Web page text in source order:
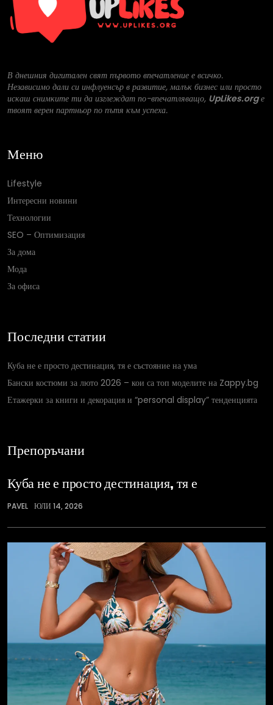
В днешния дигитален свят първото впечатление е всичко.
Независимо дали си инфлуенсър в развитие, малък бизнес или просто
искаш снимките ти да изглеждат по-впечатляващо, UpLikes.orgе
твоят верен партньор по пътя към успеха.
Меню
Lifestyle
Интересни новини
Технологии
SEO – Оптимизация
За дома
Мода
За офиса
Последни статии
Куба не е просто дестинация, тя е състояние на ума
Бански костюми за люто 2026 – кои са топ моделите на Zappy.bg
Етажерки за книги и декорация и “personal display” тенденцията
Препоръчани
Куба не е просто дестинация, тя е
PAVEL ЮЛИ 14, 2026